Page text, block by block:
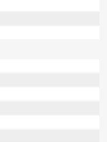
momencie.
na zgodność
wniesienia skargi do
z prawem
skargi jest
Osobowych.